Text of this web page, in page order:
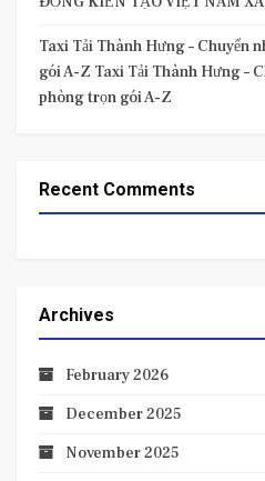
Taxi Tải Thành Hưng – Chuyển
gói A-Z Taxi Tải Thành Hưng –
phòng trọn gói A-Z
Recent Comments
Archives
February 2026
December 2025
November 2025